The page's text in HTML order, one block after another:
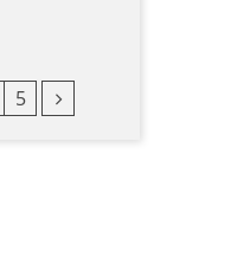
5 Nächste Seite